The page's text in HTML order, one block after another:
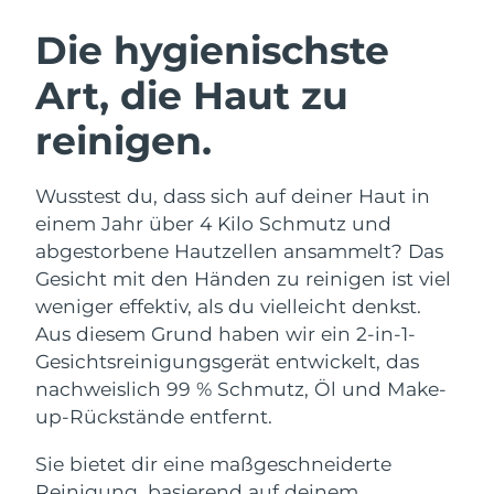
Die hygienischste
Art, die Haut zu
reinigen.
Wusstest du, dass sich auf deiner Haut in
einem Jahr über 4 Kilo Schmutz und
abgestorbene Hautzellen ansammelt? Das
Gesicht mit den Händen zu reinigen ist viel
weniger effektiv, als du vielleicht denkst.
Aus diesem Grund haben wir ein 2-in-1-
Gesichtsreinigungsgerät entwickelt, das
nachweislich 99 % Schmutz, Öl und Make-
up-Rückstände entfernt.
Sie bietet dir eine maßgeschneiderte
Gesichtsreinigung
Anti-aging massage
LUNA™ 4 Plus
Massage, LED heating
LUNA™ 4 Men
For men, anti-aging massage
Microcurrent toning
BEAR™ 2 go
Microcurrent toning on-the-go
BEAR™ 2 eyes & lips
Microcurrent line smoothing device
Hydratisierung
UFO™ 3 Set
Deep facial hydration
UFO™ 3 LED
device
Mundpflege
issa™ 4
Hybrid silicone sonic toothbrush
issa™ 4 plus
FAQ™ ANTI-AGING-BEHANDLUNG
Anti-aging LED-Behandlungen
NEW
Australien
Erwartete Lieferung
Österreich
Bahrain
Erwartete Lieferung
10/08/2026
Belgien
Erwartete Lieferung
09/08/2026
Bermuda
Erwartete Lieferung
15/08/2026
Bosnien und